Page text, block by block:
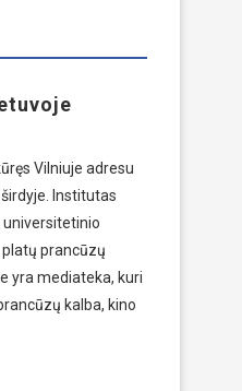
Vilniuje adresu
Institutas
universitetinio
prancūzų
yra mediateka, kuri
kalba, kino